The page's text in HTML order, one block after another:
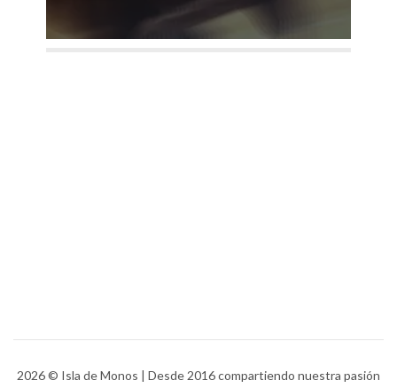
2026© Isla de Monos | Desde 2016 compartiendo nuestra pasión